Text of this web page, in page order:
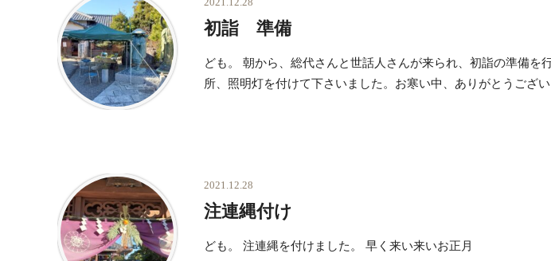
2021.12.28
初詣 準備
ども。 朝から、総代さんと世話人さんが来られ、初詣の準備を
所、照明灯を付けて下さいました。お寒い中、ありがとうござい
2021.12.28
注連縄付け
ども。 注連縄を付けました。 早く来い来いお正月